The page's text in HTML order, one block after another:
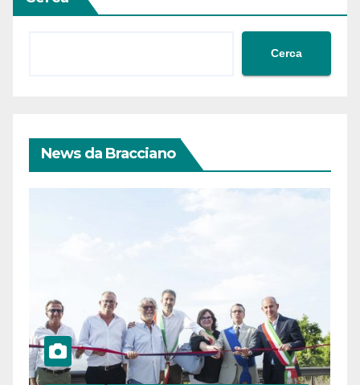
Cerca
News da Bracciano